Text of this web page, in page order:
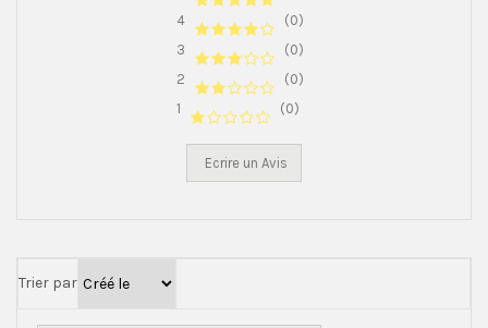
4
(0)
3
(0)
2
(0)
1
(0)
Ecrire un Avis
Trier par